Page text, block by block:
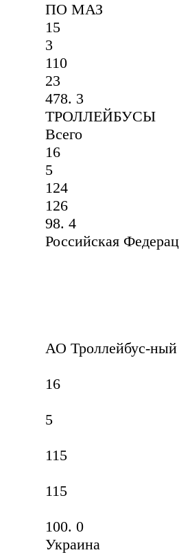
ПО МАЗ
15
3
110
23
478. 3
ТРОЛЛЕЙБУСЫ
Всего
16
5
124
126
98. 4
Российская
АО Троллейбус-ный
16
5
115
115
100. 0
Украина